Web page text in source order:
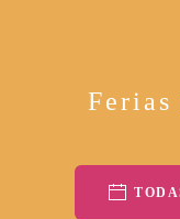
Ferias